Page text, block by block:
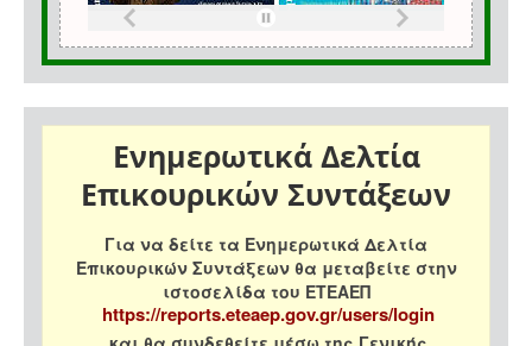
Ενημερωτικά Δελτία
Επικουρικών Συντάξεων
Για να δείτε τα Ενημερωτικά Δελτία
Επικουρικών Συντάξεων θα μεταβείτε στην
ιστοσελίδα του ΕΤΕΑΕΠ
https://reports.eteaep.gov.gr/users/login